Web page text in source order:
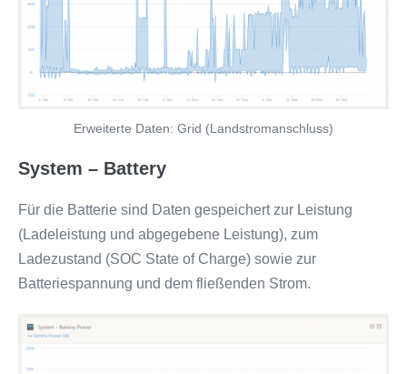
Erweiterte Daten: Grid (Landstromanschluss)
System – Battery
Für die Batterie sind Daten gespeichert zur Leistung
(Ladeleistung und abgegebene Leistung), zum
Ladezustand (SOC State of Charge) sowie zur
Batteriespannung und dem fließenden Strom.